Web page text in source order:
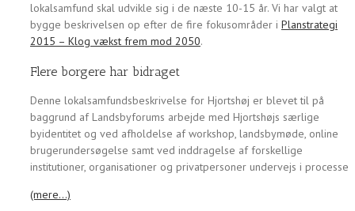
lokalsamfund skal udvikle sig i de næste 10-15 år. Vi har valgt at
bygge beskrivelsen op efter de fire fokusområder i Planstrategi
2015 – Klog vækst frem mod 2050.
Flere borgere har bidraget
Denne lokalsamfundsbeskrivelse for Hjortshøj er blevet til på
baggrund af Landsbyforums arbejde med Hjortshøjs særlige
byidentitet og ved afholdelse af workshop, landsbymøde, online
brugerundersøgelse samt ved inddragelse af forskellige
institutioner, organisationer og privatpersoner undervejs i
(mere…)